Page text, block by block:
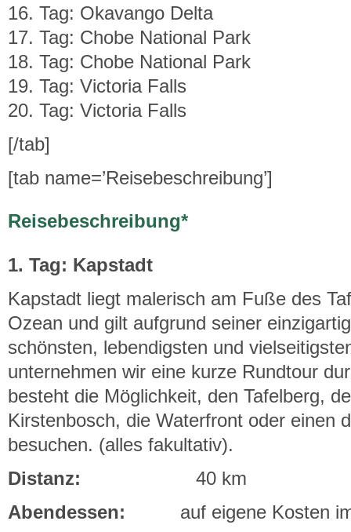
16. Tag: Okavango Delta
17. Tag: Chobe National Park
18. Tag: Chobe National Park
19. Tag: Victoria Falls
20. Tag: Victoria Falls
[/tab]
[tab name=’Reisebeschreibung’]
Reisebeschreibung*
1. Tag: Kapstadt
Kapstadt liegt malerisch am Fuße des
Ozean und gilt aufgrund seiner
schönsten, lebendigsten und
unternehmen wir eine kurze Rundtour
besteht die Möglichkeit, den Tafelberg,
Kirstenbosch, die Waterfront oder einen
besuchen. (alles fakultativ).
Distanz: 40 km
Abendessen: auf eigene Kosten im